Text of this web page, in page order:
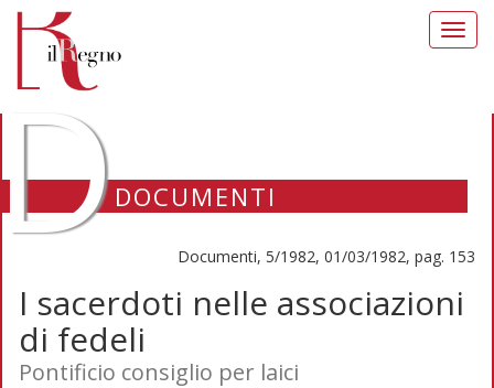
DOCUMENTI
Documenti, 5/1982, 01/03/1982, pag. 153
I sacerdoti nelle associazioni
di fedeli
Pontificio consiglio per laici